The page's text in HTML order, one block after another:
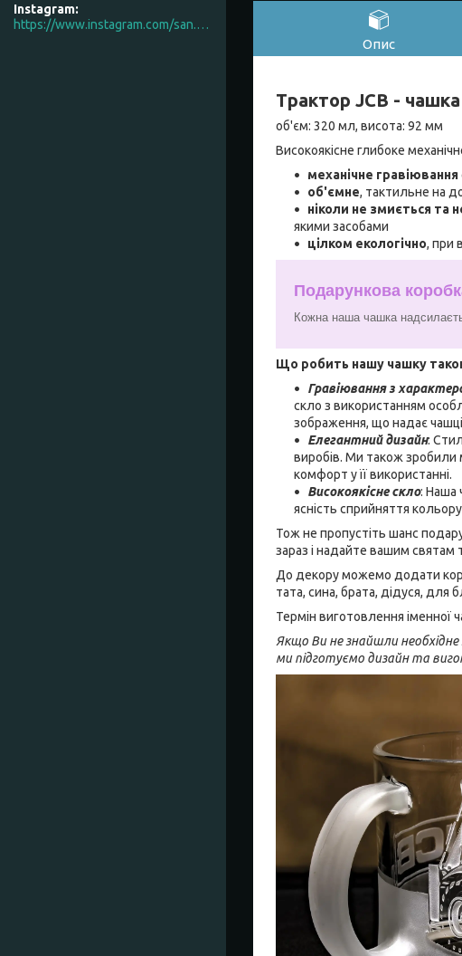
Опис
Трактор JCB -
об'єм: 320 мл, висота: 92 мм
Високоякісне глибоке
механічне гравіювання
об'ємне, тактильне на
ніколи не змиється та
якими засобами
цілком екологічно, при
Подарункова
Кожна наша чашка
Що робить нашу чашку
Гравіювання з
скло з використанням
зображення, що надає чашці
Елегантний дизайн:
виробів. Ми також зробили
комфорт у її використанні.
Високоякісне скло: Наша
ясність сприйняття
Тож не пропустіть шанс
зараз і надайте вашим святам
До декору можемо додати
тата, сина, брата, дідуся, для
Термін виготовлення іменної
Якщо Ви не знайшли
ми підготуємо дизайн та
Instagram
https://www.instagram.com/san.d.decor/